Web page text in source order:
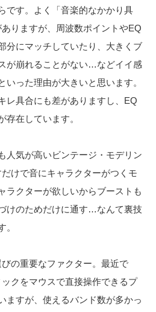
です。よく「音楽的なかかり具
りますが、周波数ポイントやEQ
分にマッチしていたり、大きくブ
が崩れることがない…などイイ感
いった理由が大きいと思います。
レ具合にも差がありますし、EQ
存在しています。
人気が高いビンテージ・モデリン
けで音にキャラクターがつくモ
ラクターが欲しいからブーストも
けのためだけに通す…なんて裏技
。
の重要なファクター。最近で
クをマウスで直接操作できるプ
ますが、使えるバンド数が多かっ